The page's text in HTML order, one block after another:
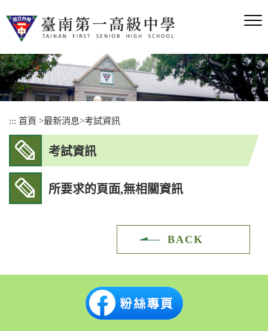
到
內
容
區
塊
::: 首頁 >最新消息>考試資訊
考試資訊
所要求的頁面,無相關資訊
BACK